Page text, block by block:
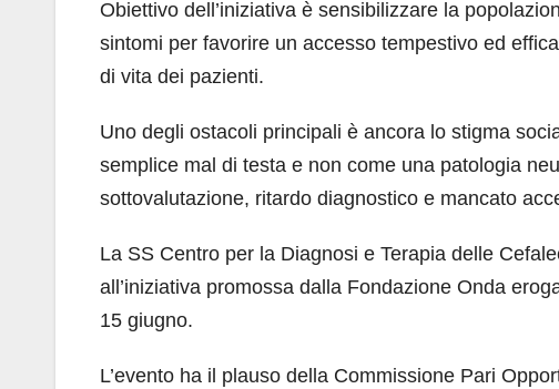
Obiettivo dell’iniziativa è sensibilizzare la
sintomi per favorire un accesso tempestivo ed
di vita dei pazienti.
Uno degli ostacoli principali è ancora lo stigma
semplice mal di testa e non come una patologia
sottovalutazione, ritardo diagnostico e mancato
La SS Centro per la Diagnosi e Terapia delle
all’iniziativa promossa dalla Fondazione Onda
15 giugno.
L’evento ha il plauso della Commissione Pari